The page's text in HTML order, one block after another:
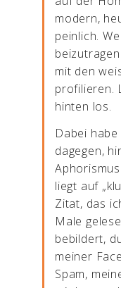
modern,
peinlich.
mit den
profilieren.
hinten los.
Dabei
dagegen,
liegt auf
Zitat, das
Male
bebildert,
meiner
Spam,